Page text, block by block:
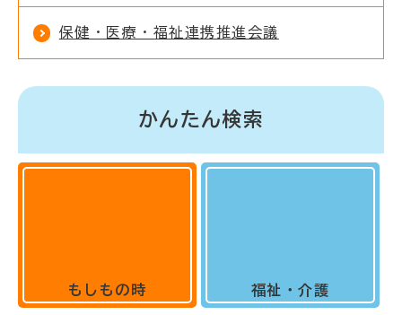
保健・医療・福祉連携推進会議
かんたん検索
もしもの時 福祉・介護